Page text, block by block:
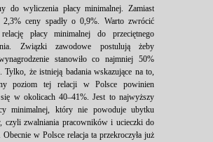
do wyliczenia płacy minimalnej. Zamiast
2,3% ceny spadły o 0,9%. Warto zwrócić
płacy minimalnej do przeciętnego
Związki zawodowe postulują żeby
stanowiło co najmniej 50%
Tylko, że istnieją badania wskazujące na to,
poziom tej relacji w Polsce powinien
się w okolicach 40–41%. Jest to najwyższy
minimalnej, który nie powoduje ubytku
czyli zwalniania pracowników i ucieczki do
Obecnie w Polsce relacja ta przekroczyła już